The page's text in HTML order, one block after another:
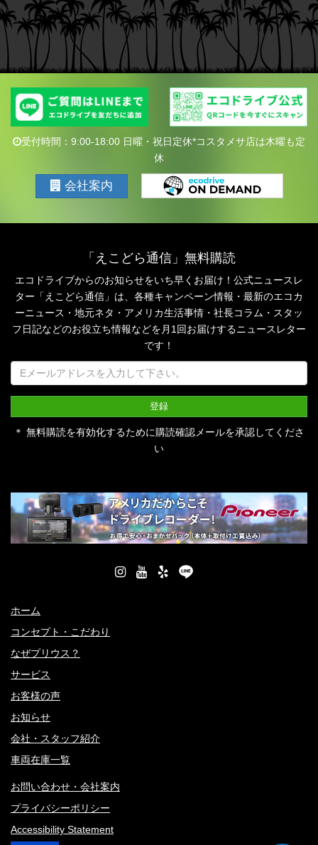
受付時間：9:00-18:00 日曜・祝日定休*コスタメサ店は木曜も定
休
会社案内
「えこどら通信」無料購読
エコドライブからのお知らせをいち早くお届け！公式ニュースレ
ター「えこどら通信」は、 各種キャンペーン情報・最新のエコカ
ーニュース・地元ネタ・アメリカ生活事情・社長コラム・ スタッ
フ日記などのお役立ち情報などを月1回お届けするニュースレター
です！
＊ 無料購読を有効化するために購読確認メールを承認してくださ
い
ホーム
コンセプト・こだわり
なぜプリウス？
サービス
お客様の声
お知らせ
会社・スタッフ紹介
車両在庫一覧
お問い合わせ・会社案内
プライバシーポリシー
Accessibility Statement